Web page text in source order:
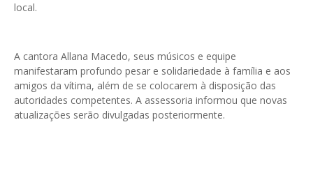
local.
A cantora Allana Macedo, seus músicos e equipe
manifestaram profundo pesar e solidariedade à família e aos
amigos da vítima, além de se colocarem à disposição das
autoridades competentes. A assessoria informou que novas
atualizações serão divulgadas posteriormente.